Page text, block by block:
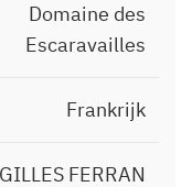
Domaine des
Escaravailles
Frankrijk
GILLES FERRAN